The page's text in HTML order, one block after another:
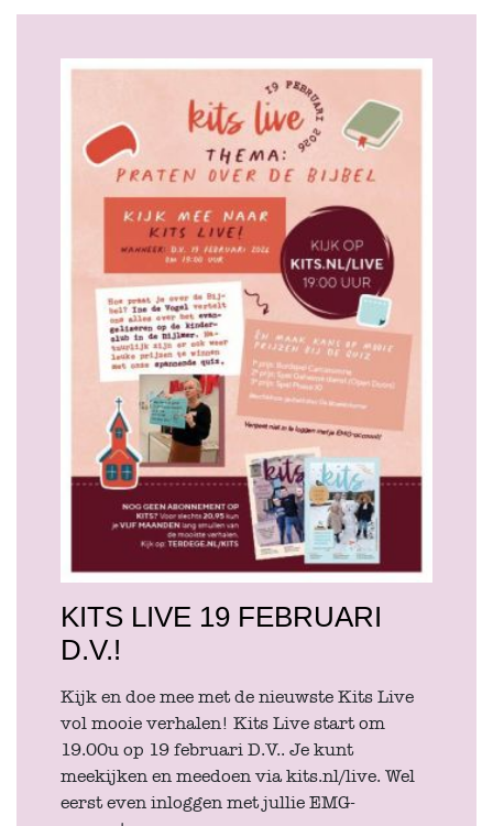
KITS LIVE 19 FEBRUARI
D.V.!
Kijk en doe mee met de nieuwste Kits Live
vol mooie verhalen! Kits Live start om
19.00u op 19 februari D.V.. Je kunt
meekijken en meedoen via kits.nl/live. Wel
eerst even inloggen met jullie EMG-